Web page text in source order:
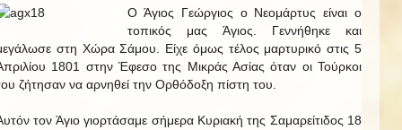
Ο Άγιος Γεώργιος ο Νεομάρτυς είναι ο
τοπικός μας Άγιος. Γεννήθηκε και
στη Χώρα Σάμου. Είχε όμως τέλος μαρτυρικό στις 5
1801 στην Έφεσο της Μικράς Ασίας όταν οι Τούρκοι
ζήτησαν να αρνηθεί την Ορθόδοξη πίστη του.
τον Άγιο γιορτάσαμε σήμερα Κυριακή της Σαμαρείτιδος 18